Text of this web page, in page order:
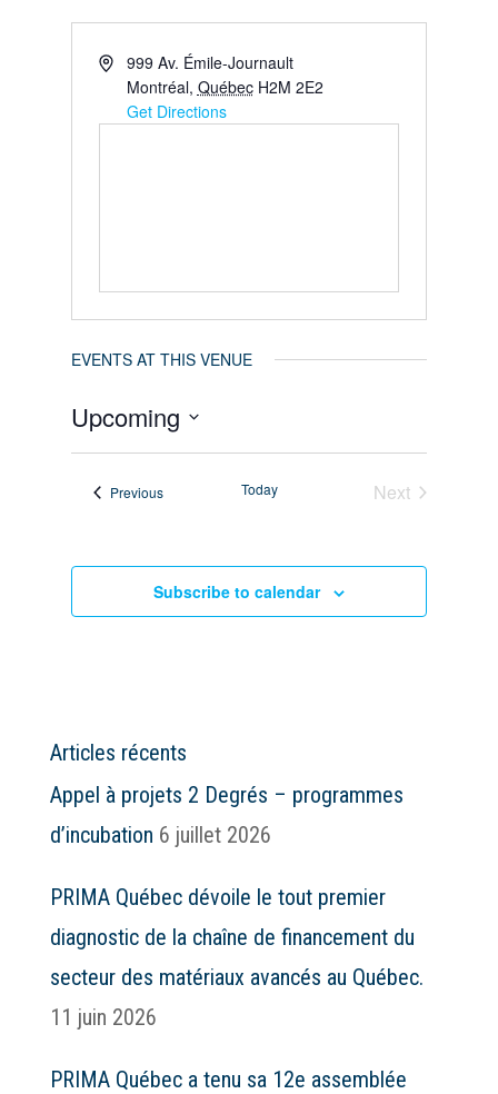
999 Av. Émile-Journault
Montréal, Québec H2M 2E2
Get Directions
EVENTS AT THIS VENUE
Upcoming
Select
date.PreviousEvents Today
Next
Subscribe to calendar
Articles récents
Appel à projets 2 Degrés – programmes
d’incubation 6 juillet 2026
PRIMA Québec dévoile le tout premier
diagnostic de la chaîne de financement du
secteur des matériaux avancés au Québec.
11 juin 2026
PRIMA Québec a tenu sa 12e assemblée